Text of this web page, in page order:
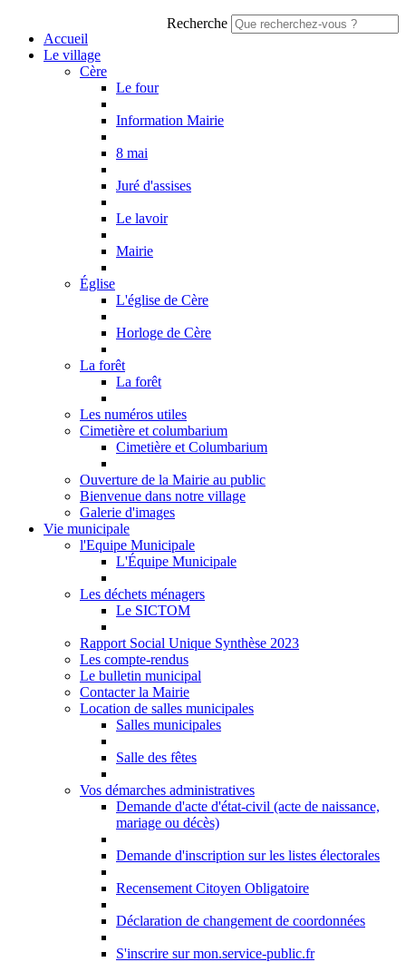
Recherche
Accueil
Le village
Cère
Le four
Information Mairie
8 mai
Juré d'assises
Le lavoir
Mairie
Église
L'église de Cère
Horloge de Cère
La forêt
La forêt
Les numéros utiles
Cimetière et columbarium
Cimetière et Columbarium
Ouverture de la Mairie au public
Bienvenue dans notre village
Galerie d'images
Vie municipale
l'Equipe Municipale
L'Équipe Municipale
Les déchets ménagers
Le SICTOM
Rapport Social Unique Synthèse 2023
Les compte-rendus
Le bulletin municipal
Contacter la Mairie
Location de salles municipales
Salles municipales
Salle des fêtes
Vos démarches administratives
Demande d'acte d'état-civil (acte de naissance,
mariage ou décès)
Demande d'inscription sur les listes électorales
Recensement Citoyen Obligatoire
Déclaration de changement de coordonnées
S'inscrire sur mon.service-public.fr